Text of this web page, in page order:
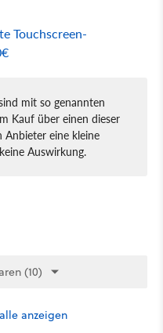
Touchscreen-
mit so genannten
Kauf über einen dieser
Anbieter eine kleine
Auswirkung.
(10)
alle anzeigen